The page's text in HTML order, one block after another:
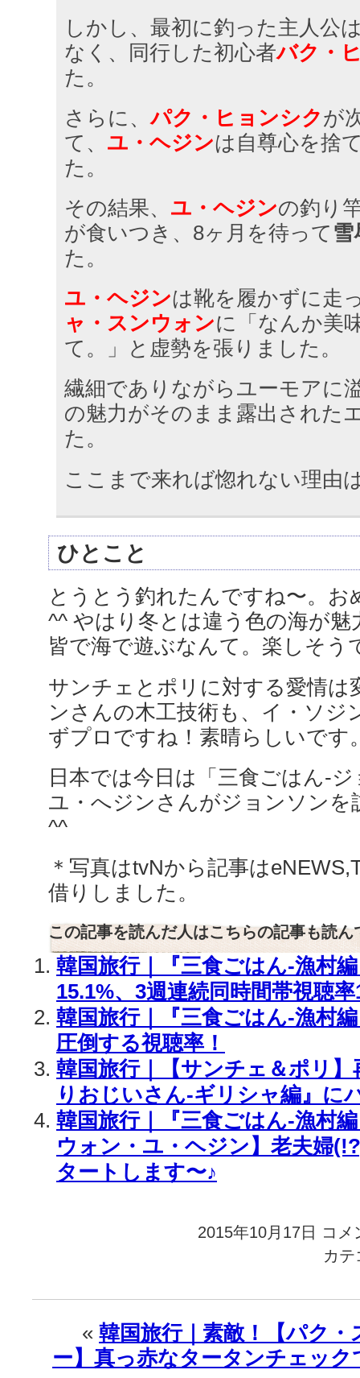
しかし、最初に釣った主人公
なく、同行した初心者バク・
た。
さらに、パク・ヒョンシクが
て、 ユ・ヘジンは自尊心を捨
た。
その結果、 ユ・ヘジンの釣り
が食いつき、8ヶ月を待って 雪
た。
ユ・ヘジンは靴を履かずに走
ャ・スンウォンに「なんか美
て。」と虚勢を張りました。
繊細でありながらユーモアに
の魅力がそのまま露出された
た。
ここまで来れば惚れない理由
ひとこと
とうとう釣れたんですね〜。
^^ やはり冬とは違う色の海が魅
皆で海で遊ぶなんて。楽しそう
サンチェとポリに対する愛情は
ンさんの木工技術も、イ・ソジ
ずプロですね！素晴らしいです
日本では今日は「三食ごはん-
ユ・へジンさんがジョンソンを
^^
＊写真はtvNから記事は
借りしました。
この記事を読んだ人はこちらの記事も読ん
韓国旅行｜『三食ごはん-漁村
15.1%、3週連続同時間帯視聴
韓国旅行｜『三食ごはん-漁村
圧倒する視聴率！
韓国旅行｜【サンチェ＆ポリ
りおじいさん-ギリシャ編』に
韓国旅行｜『三食ごはん-漁村
ウォン・ユ・ヘジン】老夫婦
タートします〜♪
2015年10月17日
韓
旅
｜
食
ご
は
コメ
カ
« 韓国旅行｜素敵！【パク
ー】真っ赤なタータンチェッ